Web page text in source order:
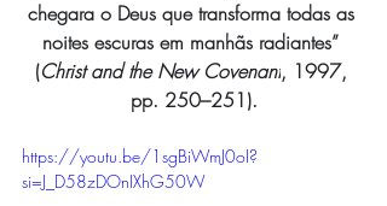
chegara o Deus que transforma todas as
noites escuras em manhãs radiantes”
(Christ and the New Covenant, 1997,
pp. 250–251).
https://youtu.be/1sgBiWmJ0oI?
si=J_D58zDOnIXhG50W